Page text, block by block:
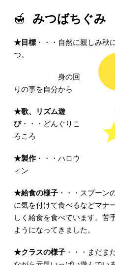
🍯 みつばちぐみ
★目標・・・自然に親しみ秋
つ。
身の回
りの事を自分から
★歌、リズム遊
び・・・どんぐりこ
ろころ
★製作・・・ハロウ
ィン
★給食の様子・・・スプーン
に気を付けて食べるなどマナ
しく給食を食べています。苦
ようになってきました。
★クラスの様子・・・まだま